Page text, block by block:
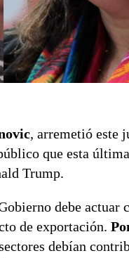
, arremetió este
que esta
Trump.
debe
de exportación.
debían